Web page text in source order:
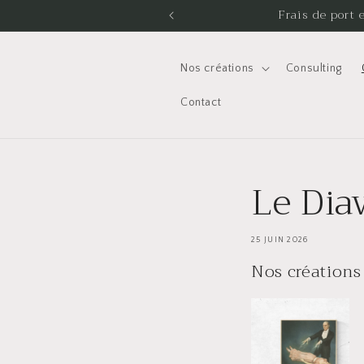
au
Frais de port
Nos créations Consulting
Contact
Le
25 JUIN 2026
Nos créations